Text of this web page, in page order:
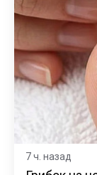
7 ч. назад